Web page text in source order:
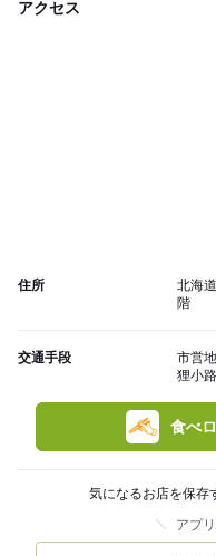
アクセス
住所
北海
階
交通手段
市営
狸小
食べ
気になるお店を保存
アプ